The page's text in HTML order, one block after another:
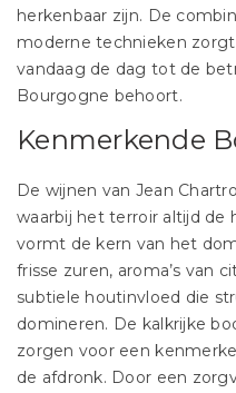
herkenbaar zijn. De
moderne technieken
vandaag de dag tot de
Bourgogne behoort.
Kenmerkende
De wijnen van Jean
waarbij het terroir altijd de
vormt de kern van het
frisse zuren, aroma’s van
subtiele houtinvloed die
domineren. De kalkrijke
zorgen voor een
de afdronk. Door een